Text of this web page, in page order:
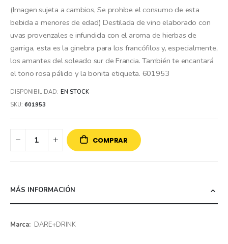
gallery
(Imagen sujeta a cambios, Se prohibe el consumo de esta
bebida a menores de edad) Destilada de vino elaborado con
uvas provenzales e infundida con el aroma de hierbas de
garriga, esta es la ginebra para los francófilos y, especialmente,
los amantes del soleado sur de Francia. También te encantará
el tono rosa pálido y la bonita etiqueta. 601953
DISPONIBILIDAD: EN STOCK
SKU 601953
COMPRAR
MÁS INFORMACIÓN
Más
DARE+DRINK